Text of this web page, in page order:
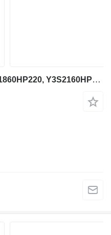
Liming Y3S1860CS160, Y3S1860HP220, Y3S2160HP220